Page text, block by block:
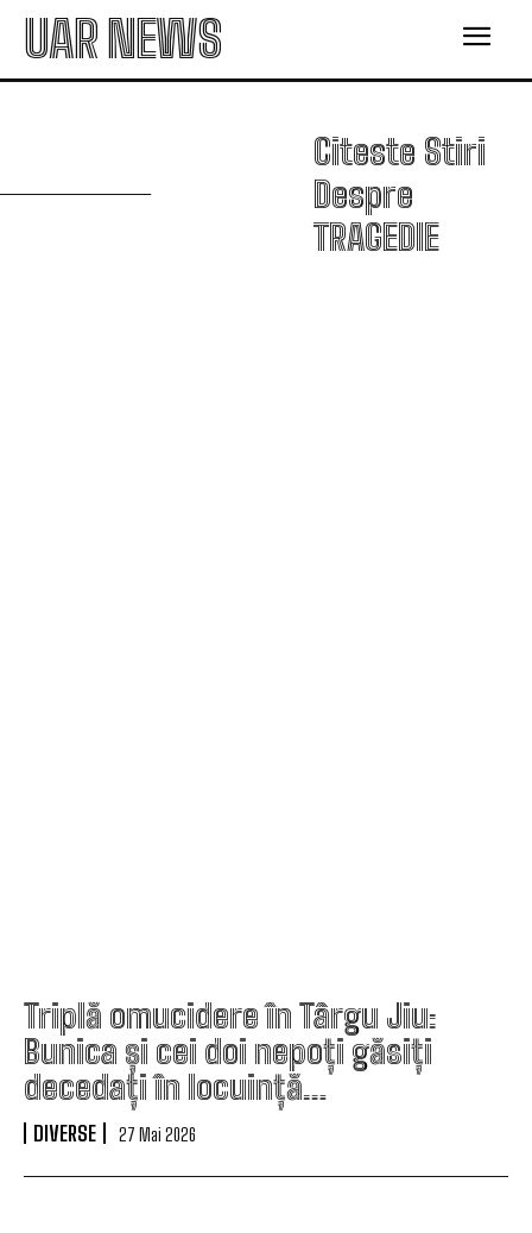
UAR NEWS
Citeste Stiri
Despre
TRAGEDIE
T
Triplă omucidere în Târgu Jiu:
Bunica și cei doi nepoți găsiți
decedați în locuință…
DIVERSE 27 Mai 2026